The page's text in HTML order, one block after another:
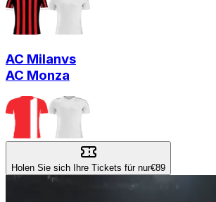
AC Milanvs
AC Monza
Holen Sie sich Ihre Tickets für nur€89